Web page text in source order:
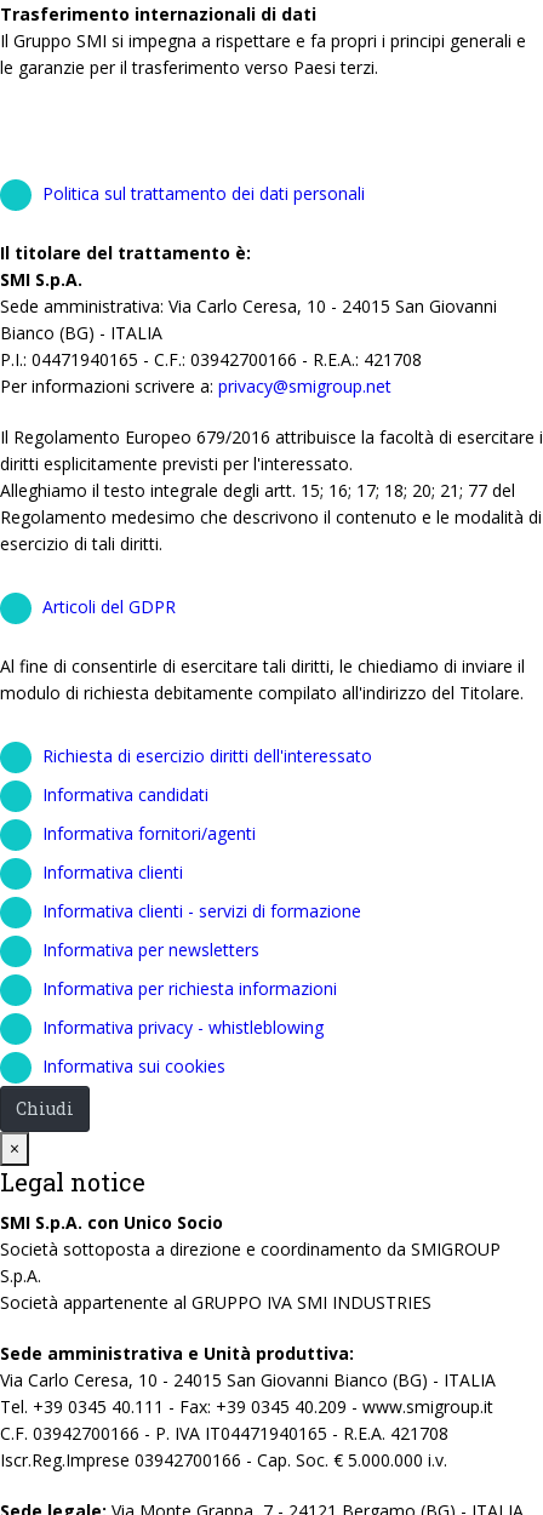
Trasferimento internazionali di dati
Il Gruppo SMI si impegna a rispettare e fa propri i principi generali e
le garanzie per il trasferimento verso Paesi terzi.
Politica sul trattamento dei dati personali
Il titolare del trattamento è:
SMI S.p.A.
Sede amministrativa: Via Carlo Ceresa, 10 - 24015 San Giovanni
Bianco (BG) - ITALIA
P.I.: 04471940165 - C.F.: 03942700166 - R.E.A.: 421708
Per informazioni scrivere a: privacy@smigroup.net
Il Regolamento Europeo 679/2016 attribuisce la facoltà di esercitare i
diritti esplicitamente previsti per l'interessato.
Alleghiamo il testo integrale degli artt. 15; 16; 17; 18; 20; 21; 77 del
Regolamento medesimo che descrivono il contenuto e le modalità di
esercizio di tali diritti.
Articoli del GDPR
Al fine di consentirle di esercitare tali diritti, le chiediamo di inviare il
modulo di richiesta debitamente compilato all'indirizzo del Titolare.
Richiesta di esercizio diritti dell'interessato
Informativa candidati
Informativa fornitori/agenti
Informativa clienti
Informativa clienti - servizi di formazione
Informativa per newsletters
Informativa per richiesta informazioni
Informativa privacy - whistleblowing
Informativa sui cookies
Chiudi
×
Legal notice
SMI S.p.A. con Unico Socio
Società sottoposta a direzione e coordinamento da SMIGROUP
S.p.A.
Società appartenente al GRUPPO IVA SMI INDUSTRIES
Sede amministrativa e Unità produttiva:
Via Carlo Ceresa, 10 - 24015 San Giovanni Bianco (BG) - ITALIA
Tel. +39 0345 40.111 - Fax: +39 0345 40.209 - www.smigroup.it
C.F. 03942700166 - P. IVA IT04471940165 - R.E.A. 421708
Iscr.Reg.Imprese 03942700166 - Cap. Soc. € 5.000.000 i.v.